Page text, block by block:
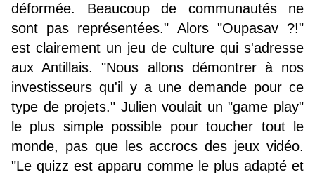
déformée. Beaucoup de communautés ne
sont pas représentées." Alors "Oupasav ?!"
est clairement un jeu de culture qui s'adresse
aux Antillais. "Nous allons démontrer à nos
investisseurs qu'il y a une demande pour ce
type de projets." Julien voulait un "game play"
le plus simple possible pour toucher tout le
monde, pas que les accrocs des jeux vidéo.
"Le quizz est apparu comme le plus adapté et